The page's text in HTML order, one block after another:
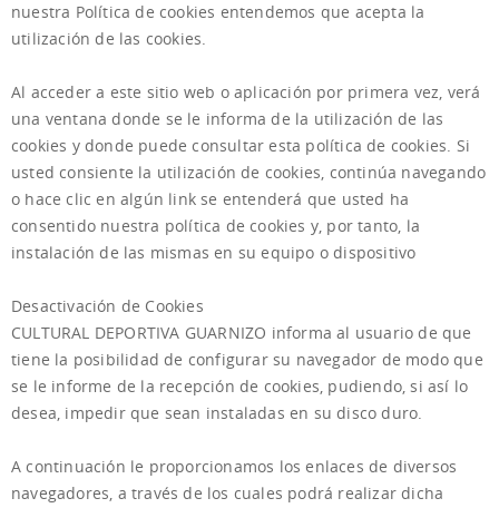
nuestra Política de cookies entendemos que acepta la
utilización de las cookies.
Al acceder a este sitio web o aplicación por primera vez, verá
una ventana donde se le informa de la utilización de las
cookies y donde puede consultar esta política de cookies. Si
usted consiente la utilización de cookies, continúa navegando
o hace clic en algún link se entenderá que usted ha
consentido nuestra política de cookies y, por tanto, la
instalación de las mismas en su equipo o dispositivo
Desactivación de Cookies
CULTURAL DEPORTIVA GUARNIZO informa al usuario de que
tiene la posibilidad de configurar su navegador de modo que
se le informe de la recepción de cookies, pudiendo, si así lo
desea, impedir que sean instaladas en su disco duro.
A continuación le proporcionamos los enlaces de diversos
navegadores, a través de los cuales podrá realizar dicha